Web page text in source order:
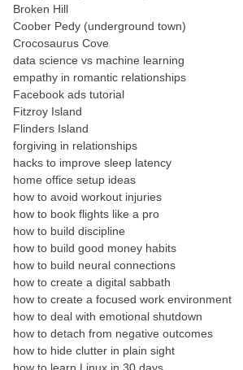
Broken Hill
Coober Pedy (underground town)
Crocosaurus Cove
data science vs machine learning
empathy in romantic relationships
Facebook ads tutorial
Fitzroy Island
Flinders Island
forgiving in relationships
hacks to improve sleep latency
home office setup ideas
how to avoid workout injuries
how to book flights like a pro
how to build discipline
how to build good money habits
how to build neural connections
how to create a digital sabbath
how to create a focused work environment
how to deal with emotional shutdown
how to detach from negative outcomes
how to hide clutter in plain sight